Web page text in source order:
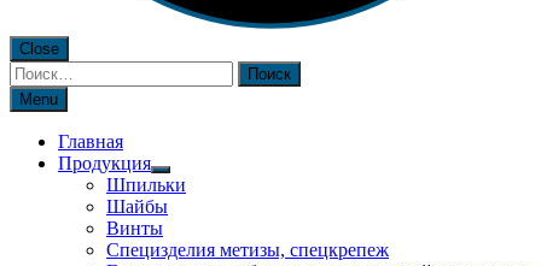
Close
Найти:
Menu
Главная
Продукция
Шпильки
Шайбы
Винты
Специзделия метизы, cпецкрепеж